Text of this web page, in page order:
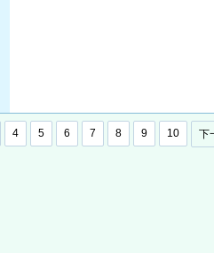
4 5 6 7 8 9 10 下